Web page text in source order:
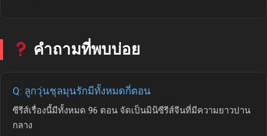
คำถามที่พบบ่อย
Q: ลูกวุ่นชุลมุนรักมีทั้งหมดกี่ตอน
ซีรีส์เรื่องนี้มีทั้งหมด 96 ตอน จัดเป็นมินิซีรีส์จีนที่มีความยาวปาน
กลาง